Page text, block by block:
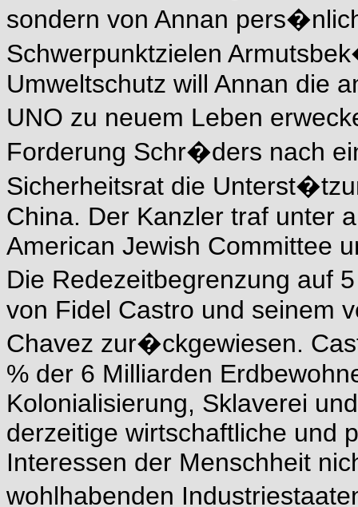
sondern von Annan
Schwerpunktzielen
Umweltschutz will Annan die
UNO zu neuem Leben
Forderung Schr�ders nach
Sicherheitsrat die
China. Der Kanzler traf unter
American Jewish Committee
Die Redezeitbegrenzung auf
von Fidel Castro und seinem
Chavez zur�ckgewiesen.
% der 6 Milliarden
Kolonialisierung, Sklaverei
derzeitige wirtschaftliche und
Interessen der Menschheit
wohlhabenden